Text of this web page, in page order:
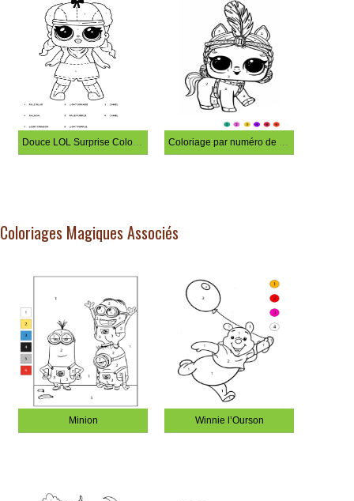
Douce LOL Surprise Coloriage Magique Coloriage par numéro de licorne LOL Surprise
Coloriages Magiques Associés
Minion Winnie l’Ourson